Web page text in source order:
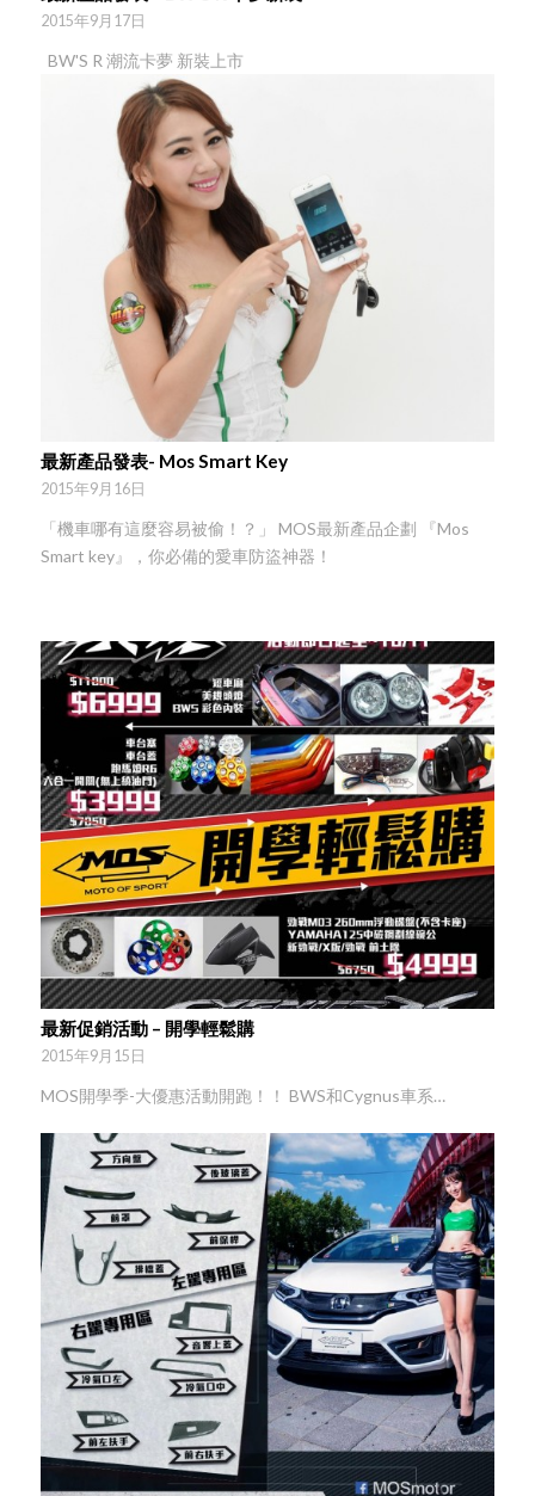
2015年9月17日
BW'S R 潮流卡夢 新裝上市
最新產品發表- Mos Smart Key
2015年9月16日
「機車哪有這麼容易被偷！？」 MOS最新產品企劃 『Mos
Smart key』，你必備的愛車防盜神器！
最新促銷活動 – 開學輕鬆購
2015年9月15日
MOS開學季-大優惠活動開跑！！ BWS和Cygnus車系…